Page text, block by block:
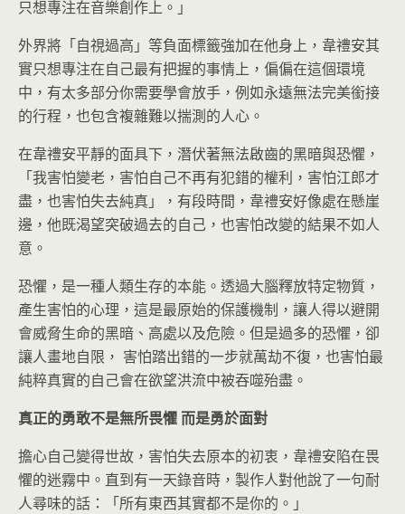
只想專注在音樂創作上。」
外界將「自視過高」等負面標籤強加在他身上，韋禮安其
實只想專注在自己最有把握的事情上，偏偏在這個環境
中，有太多部分你需要學會放手，例如永遠無法完美銜接
的行程，也包含複雜難以揣測的人心。
在韋禮安平靜的面具下，潛伏著無法啟齒的黑暗與恐懼，
「我害怕變老，害怕自己不再有犯錯的權利，害怕江郎才
盡，也害怕失去純真」，有段時間，韋禮安好像處在懸崖
邊，他既渴望突破過去的自己，也害怕改變的結果不如人
意。
恐懼，是一種人類生存的本能。透過大腦釋放特定物質，
產生害怕的心理，這是最原始的保護機制，讓人得以避開
會威脅生命的黑暗、高處以及危險。但是過多的恐懼，卻
讓人畫地自限， 害怕踏出錯的一步就萬劫不復，也害怕最
純粹真實的自己會在欲望洪流中被吞噬殆盡。
真正的勇敢不是無所畏懼 而是勇於面對
擔心自己變得世故，害怕失去原本的初衷，韋禮安陷在畏
懼的迷霧中。直到有一天錄音時，製作人對他說了一句耐
人尋味的話：「所有東西其實都不是你的。」